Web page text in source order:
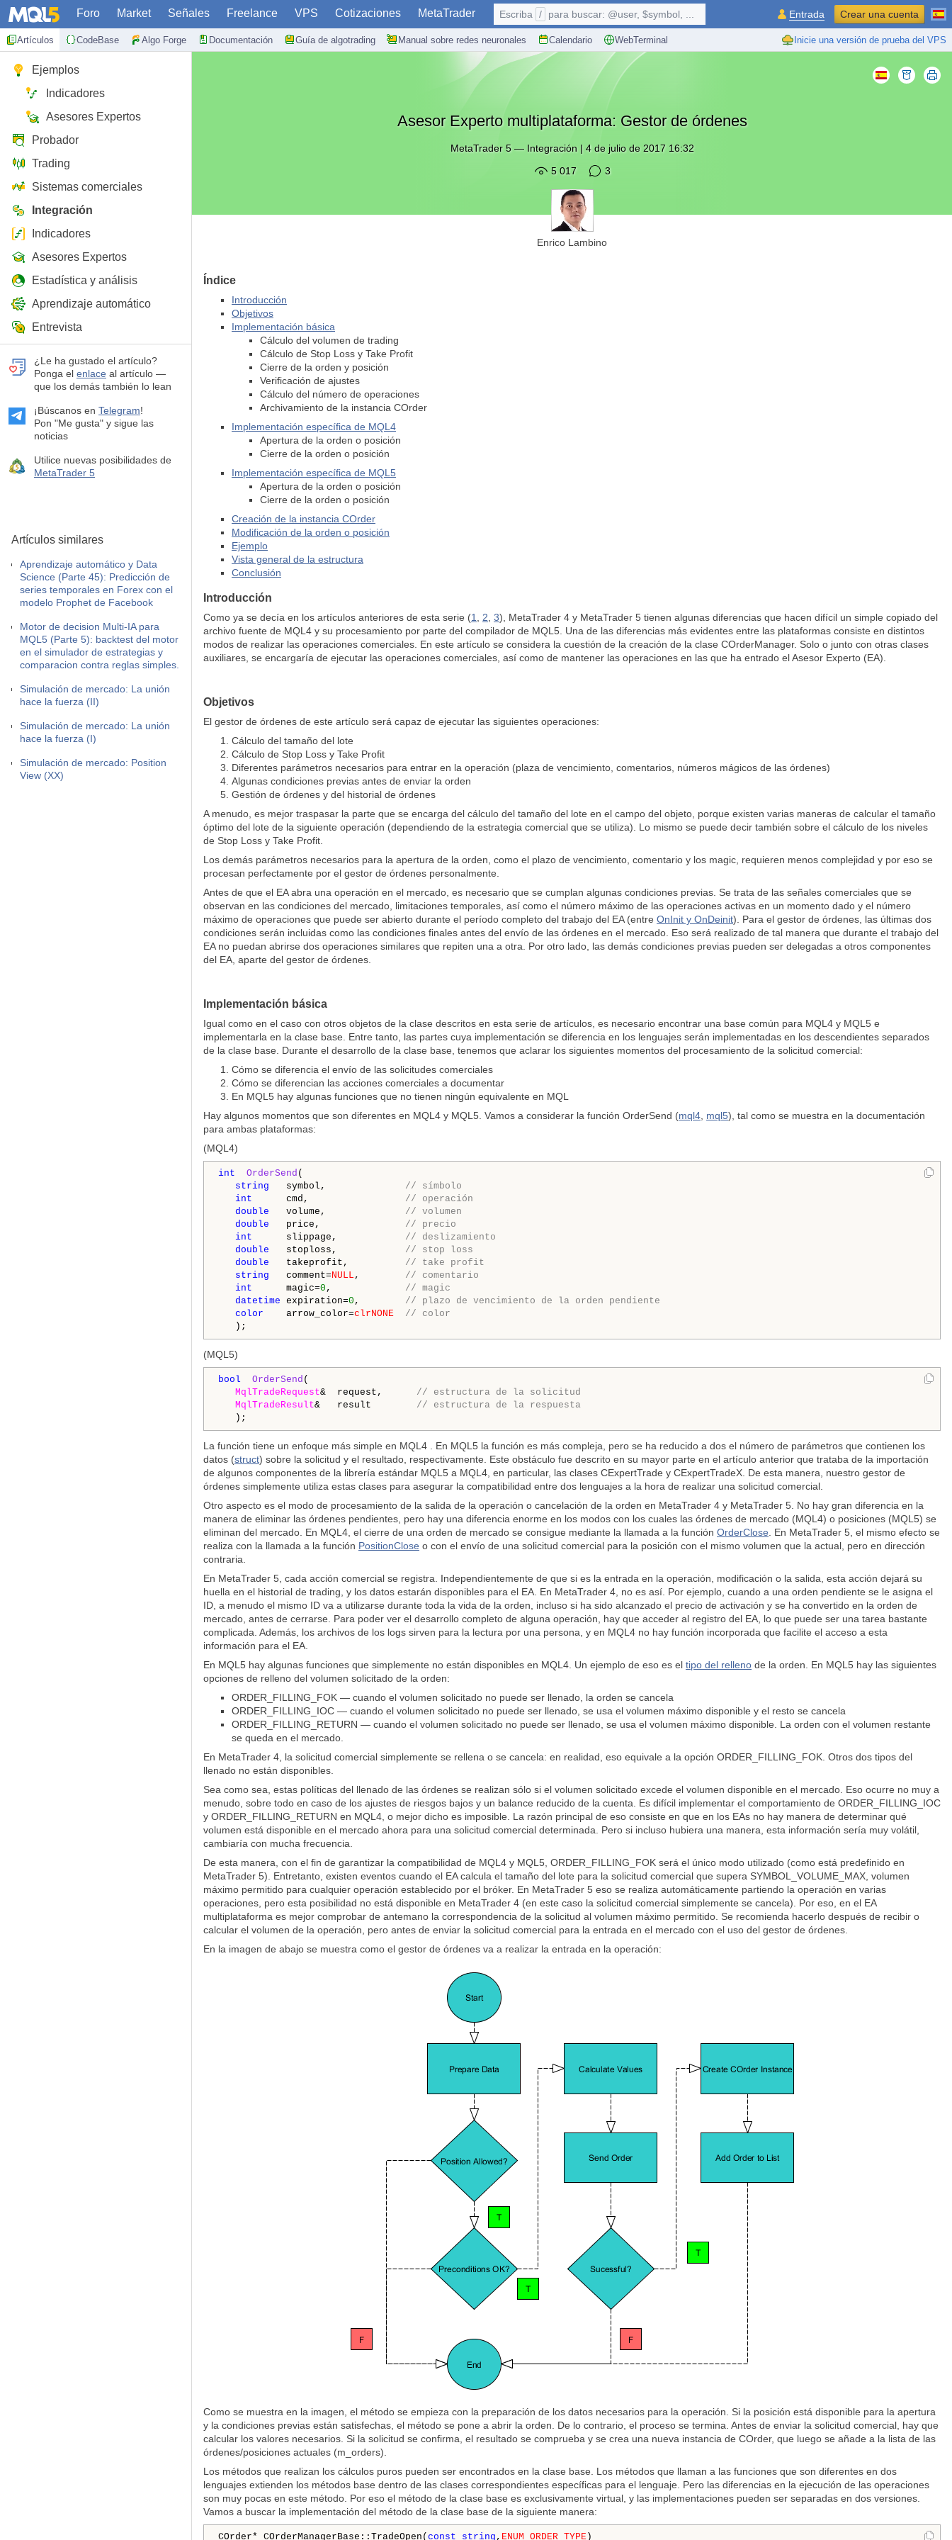
Foro Market Señales Freelance VPS Cotizaciones MetaTrader
Artículos CodeBase Algo Forge Documentación Guía de algotrading Manual sobre redes neuronales Calendario WebTerminal Inicie una versión de prueba del VPS
Escriba / para buscar: @user, $symbol, ... Entrada Crear una cuenta
Ejemplos
Indicadores
Asesores Expertos
Probador
Trading
Sistemas comerciales
Integración
Indicadores
Asesores Expertos
Estadística y análisis
Aprendizaje automático
Entrevista
¿Le ha gustado el artículo?
Ponga el enlace al artículo —
que los demás también lo lean
¡Búscanos en Telegram!
Pon "Me gusta" y sigue las
noticias
Utilice nuevas posibilidades de
MetaTrader 5
Artículos similares
Aprendizaje automático y Data
Science (Parte 45): Predicción de
series temporales en Forex con el
modelo Prophet de Facebook
Motor de decision Multi-IA para
MQL5 (Parte 5): backtest del motor
en el simulador de estrategias y
comparacion contra reglas simples.
Simulación de mercado: La unión
hace la fuerza (II)
Simulación de mercado: La unión
hace la fuerza (I)
Simulación de mercado: Position
View (XX)
Asesor Experto multiplataforma: Gestor de órdenes
MetaTrader 5— Integración| 4 de julio de 2017 16:32
5 017
3
Enrico Lambino
Índice
Introducción
Objetivos
Implementación básica
Cálculo del volumen de trading
Cálculo de Stop Loss y Take Profit
Cierre de la orden y posición
Verificación de ajustes
Cálculo del número de operaciones
Archivamiento de la instancia COrder
Implementación específica de MQL4
Apertura de la orden o posición
Cierre de la orden o posición
Implementación específica de MQL5
Apertura de la orden o posición
Cierre de la orden o posición
Creación de la instancia COrder
Modificación de la orden o posición
Ejemplo
Vista general de la estructura
Conclusión
Introducción
Como ya se decía en los artículos anteriores de esta serie (1 2 3), MetaTrader 4 y MetaTrader 5 tienen algunas diferencias que hacen difícil un simple copiado del
archivo fuente de MQL4 y su procesamiento por parte del compilador de MQL5. Una de las diferencias más evidentes entre las plataformas consiste en distintos
modos de realizar las operaciones comerciales. En este artículo se considera la cuestión de la creación de la clase COrderManager. Solo o junto con otras clases
auxiliares, se encargaría de ejecutar las operaciones comerciales, así como de mantener las operaciones en las que ha entrado el Asesor Experto (EA).
Objetivos
El gestor de órdenes de este artículo será capaz de ejecutar las siguientes operaciones:
Cálculo del tamaño del lote
Cálculo de Stop Loss y Take Profit
Diferentes parámetros necesarios para entrar en la operación (plaza de vencimiento, comentarios, números mágicos de las órdenes)
Algunas condiciones previas antes de enviar la orden
Gestión de órdenes y del historial de órdenes
A menudo, es mejor traspasar la parte que se encarga del cálculo del tamaño del lote en el campo del objeto, porque existen varias maneras de calcular el tamaño
óptimo del lote de la siguiente operación (dependiendo de la estrategia comercial que se utiliza). Lo mismo se puede decir también sobre el cálculo de los niveles
de Stop Loss y Take Profit.
Los demás parámetros necesarios para la apertura de la orden, como el plazo de vencimiento, comentario y los magic, requieren menos complejidad y por eso se
procesan perfectamente por el gestor de órdenes personalmente.
Antes de que el EA abra una operación en el mercado, es necesario que se cumplan algunas condiciones previas. Se trata de las señales comerciales que se
observan en las condiciones del mercado, limitaciones temporales, así como el número máximo de las operaciones activas en un momento dado y el número
máximo de operaciones que puede ser abierto durante el período completo del trabajo del EA (entre OnInit y OnDeinit). Para el gestor de órdenes, las últimas dos
condiciones serán incluidas como las condiciones finales antes del envío de las órdenes en el mercado. Eso será realizado de tal manera que durante el trabajo del
EA no puedan abrirse dos operaciones similares que repiten una a otra. Por otro lado, las demás condiciones previas pueden ser delegadas a otros componentes
del EA, aparte del gestor de órdenes.
Implementación básica
Igual como en el caso con otros objetos de la clase descritos en esta serie de artículos, es necesario encontrar una base común para MQL4 y MQL5 e
implementarla en la clase base. Entre tanto, las partes cuya implementación se diferencia en los lenguajes serán implementadas en los descendientes separados
de la clase base. Durante el desarrollo de la clase base, tenemos que aclarar los siguientes momentos del procesamiento de la solicitud comercial:
Cómo se diferencia el envío de las solicitudes comerciales
Cómo se diferencian las acciones comerciales a documentar
En MQL5 hay algunas funciones que no tienen ningún equivalente en MQL
Hay algunos momentos que son diferentes en MQL4 y MQL5. Vamos a considerar la función OrderSend (mql4 mql5), tal como se muestra en la documentación
para ambas plataformas:
(MQL4)
int OrderSend (
string symbol, // símbolo
int cmd, // operación
double volume, // volumen
double price, // precio
int slippage, // deslizamiento
double stoploss, // stop loss
double takeprofit, // take profit
string comment=NULL , // comentario
int magic=0 , // magic
datetime expiration=0 , // plazo de vencimiento de la orden pendiente
color arrow_color=clrNONE
// color
(MQL5)
bool OrderSend (
MqlTradeRequest&  request, // estructura de la solicitud
MqlTradeResult&   result // estructura de la respuesta
La función tiene un enfoque más simple en MQL4 . En MQL5 la función es más compleja, pero se ha reducido a dos el número de parámetros que contienen los
datos (struct) sobre la solicitud y el resultado, respectivamente. Este obstáculo fue descrito en su mayor parte en el artículo anterior que trataba de la importación
de algunos componentes de la librería estándar MQL5 a MQL4, en particular, las clases CExpertTrade y CExpertTradeX. De esta manera, nuestro gestor de
órdenes simplemente utiliza estas clases para asegurar la compatibilidad entre dos lenguajes a la hora de realizar una solicitud comercial.
Otro aspecto es el modo de procesamiento de la salida de la operación o cancelación de la orden en MetaTrader 4 y MetaTrader 5. No hay gran diferencia en la
manera de eliminar las órdenes pendientes, pero hay una diferencia enorme en los modos con los cuales las órdenes de mercado (MQL4) o posiciones (MQL5) se
eliminan del mercado. En MQL4, el cierre de una orden de mercado se consigue mediante la llamada a la función OrderClose . En MetaTrader 5, el mismo efecto se
realiza con la llamada a la función PositionClose o con el envío de una solicitud comercial para la posición con el mismo volumen que la actual, pero en dirección
contraria.
En MetaTrader 5, cada acción comercial se registra. Independientemente de que si es la entrada en la operación, modificación o la salida, esta acción dejará su
huella en el historial de trading, y los datos estarán disponibles para el EA. En MetaTrader 4, no es así. Por ejemplo, cuando a una orden pendiente se le asigna el
ID, a menudo el mismo ID va a utilizarse durante toda la vida de la orden, incluso si ha sido alcanzado el precio de activación y se ha convertido en la orden de
mercado, antes de cerrarse. Para poder ver el desarrollo completo de alguna operación, hay que acceder al registro del EA, lo que puede ser una tarea bastante
complicada. Además, los archivos de los logs sirven para la lectura por una persona, y en MQL4 no hay función incorporada que facilite el acceso a esta
información para el EA.
En MQL5 hay algunas funciones que simplemente no están disponibles en MQL4. Un ejemplo de eso es el tipo del relleno de la orden. En MQL5 hay las siguientes
opciones de relleno del volumen solicitado de la orden:
ORDER_FILLING_FOK — cuando el volumen solicitado no puede ser llenado, la orden se cancela
ORDER_FILLING_IOC — cuando el volumen solicitado no puede ser llenado, se usa el volumen máximo disponible y el resto se cancela
ORDER_FILLING_RETURN — cuando el volumen solicitado no puede ser llenado, se usa el volumen máximo disponible. La orden con el volumen restante
se queda en el mercado.
En MetaTrader 4, la solicitud comercial simplemente se rellena o se cancela: en realidad, eso equivale a la opción ORDER_FILLING_FOK. Otros dos tipos del
llenado no están disponibles.
Sea como sea, estas políticas del llenado de las órdenes se realizan sólo si el volumen solicitado excede el volumen disponible en el mercado. Eso ocurre no muy a
menudo, sobre todo en caso de los ajustes de riesgos bajos y un balance reducido de la cuenta. Es difícil implementar el comportamiento de ORDER_FILLING_IOC
y ORDER_FILLING_RETURN en MQL4, o mejor dicho es imposible. La razón principal de eso consiste en que en los EAs no hay manera de determinar qué
volumen está disponible en el mercado ahora para una solicitud comercial determinada. Pero si incluso hubiera una manera, esta información sería muy volátil,
cambiaría con mucha frecuencia.
De esta manera, con el fin de garantizar la compatibilidad de MQL4 y MQL5, ORDER_FILLING_FOK será el único modo utilizado (como está predefinido en
MetaTrader 5). Entretanto, existen eventos cuando el EA calcula el tamaño del lote para la solicitud comercial que supera SYMBOL_VOLUME_MAX, volumen
máximo permitido para cualquier operación establecido por el bróker. En MetaTrader 5 eso se realiza automáticamente partiendo la operación en varias
operaciones, pero esta posibilidad no está disponible en MetaTrader 4 (en este caso la solicitud comercial simplemente se cancela). Por eso, en el EA
multiplataforma es mejor comprobar de antemano la correspondencia de la solicitud al volumen máximo permitido. Se recomienda hacerlo después de recibir o
calcular el volumen de la operación, pero antes de enviar la solicitud comercial para la entrada en el mercado con el uso del gestor de órdenes.
En la imagen de abajo se muestra como el gestor de órdenes va a realizar la entrada en la operación:
Como se muestra en la imagen, el método se empieza con la preparación de los datos necesarios para la operación. Si la posición está disponible para la apertura
y la condiciones previas están satisfechas, el método se pone a abrir la orden. De lo contrario, el proceso se termina. Antes de enviar la solicitud comercial, hay que
calcular los valores necesarios. Si la solicitud se confirma, el resultado se comprueba y se crea una nueva instancia de COrder, que luego se añade a la lista de las
órdenes/posiciones actuales (m_orders).
Los métodos que realizan los cálculos puros pueden ser encontrados en la clase base. Los métodos que llaman a las funciones que son diferentes en dos
lenguajes extienden los métodos base dentro de las clases correspondientes específicas para el lenguaje. Pero las diferencias en la ejecución de las operaciones
son muy pocas en este método. Por eso el método de la clase base es exclusivamente virtual, y las implementaciones pueden ser separadas en dos versiones.
Vamos a buscar la implementación del método de la clase base de la siguiente manera:
COrder* COrderManagerBase::TradeOpen( const string , ENUM_ORDER_TYPE )